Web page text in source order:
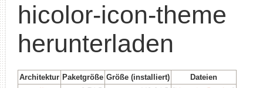
hicolor-icon-theme
herunterladen
Architektur Paketgröße Größe (installiert)
Dateien